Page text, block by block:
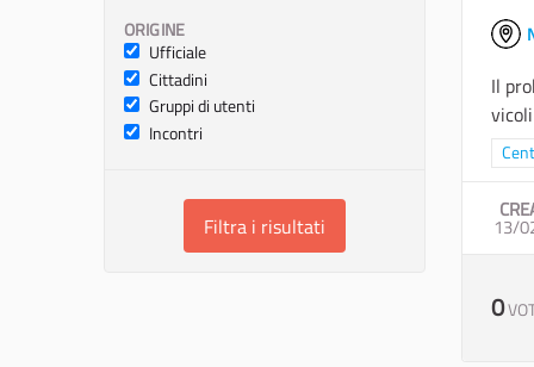
ORIGINE
Ufficiale
Cittadini
Gruppi di utenti
Incontri
Filtra i risultati
Il
13/
0